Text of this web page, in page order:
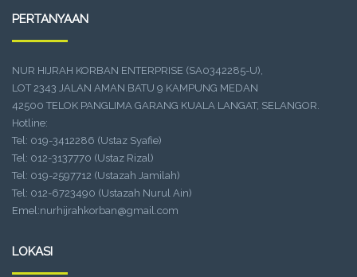
PERTANYAAN
NUR HIJRAH KORBAN ENTERPRISE (SA0342285-U),
LOT 2343 JALAN AMAN BATU 9 KAMPUNG MEDAN
42500 TELOK PANGLIMA GARANG KUALA LANGAT, SELANGOR.
Hotline:
Tel: 019-3412286 (Ustaz Syafie)
Tel: 012-3137770 (Ustaz Rizal)
Tel: 019-2597712 (Ustazah Jamilah)
Tel: 012-6723490 (Ustazah Nurul Ain)
Emel:nurhijrahkorban@gmail.com
LOKASI